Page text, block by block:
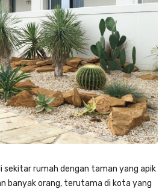
sekitar rumah dengan taman yang apik
banyak orang, terutama di kota yang